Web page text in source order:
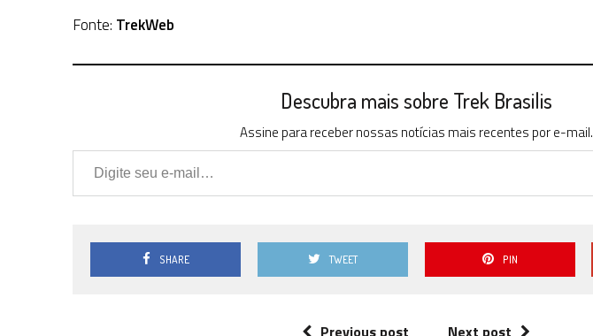
Fonte: TrekWeb
Descubra mais sobre Trek Brasilis
Assine para receber nossas notícias mais recentes por e-mail.
Digite seu e-mail…
SHARE TWEET PIN
Previous post Next post